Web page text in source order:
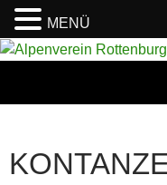
MENÜ